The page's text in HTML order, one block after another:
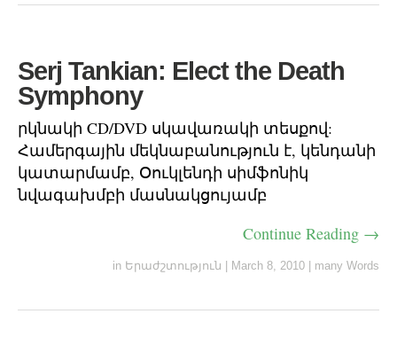
Serj Tankian: Elect the Death
Symphony
րկնակի CD/DVD սկավառակի տեսքով:
Համերգային մեկնաբանություն է, կենդանի
կատարմամբ, Օուկլենդի սիմֆոնիկ
նվագախմբի մասնակցույամբ
Continue Reading →
in Երաժշտություն March 8, 2010 many Words